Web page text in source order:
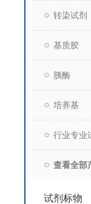
转染试剂
基质胶
胰酶
培养基
行业专业
查看全部
试剂标物